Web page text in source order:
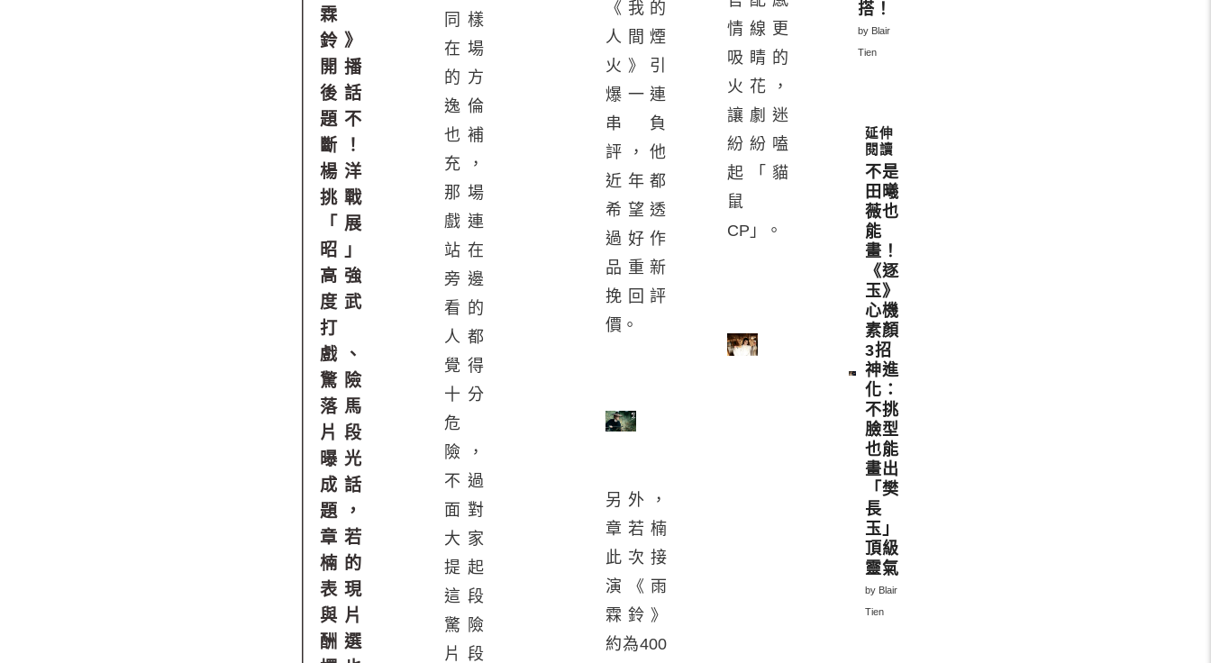
霖
鈴》
開播
後話
題不
斷！
楊洋
挑戰
「展
昭」
高強
度武
打
戲、
驚險
落馬
片段
曝光
成話
題，
章若
楠的
表現
與片
酬選
同樣
在場
的方
逸倫
也補
充，
那場
戲連
站在
旁邊
看的
人都
覺得
十分
危
險，
不過
面對
大家
提起
這段
驚險
片段
《我的
人間煙
火》引
爆一連
串負
評，他
近年都
希望透
過好作
品重新
挽回評
價。
另外，
章若楠
此次接
演《雨
霖鈴》
約為400
情線更
吸睛的
火花，
讓劇迷
紛紛嗑
起「貓
鼠
CP」。
搭！
by Blair
Tien
不是
田曦
薇也
能
畫！
《逐
玉》
心機
素顏
3招
神進
化：
不挑
臉型
也能
畫出
「樊
長
玉」
頂級
靈氣
by Blair
Tien